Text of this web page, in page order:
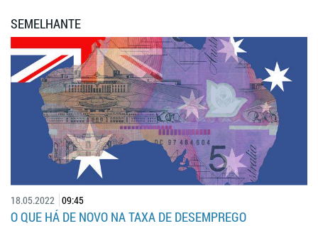
SEMELHANTE
18.05.2022 09:45
O QUE HÁ DE NOVO NA TAXA DE DESEMPREGO